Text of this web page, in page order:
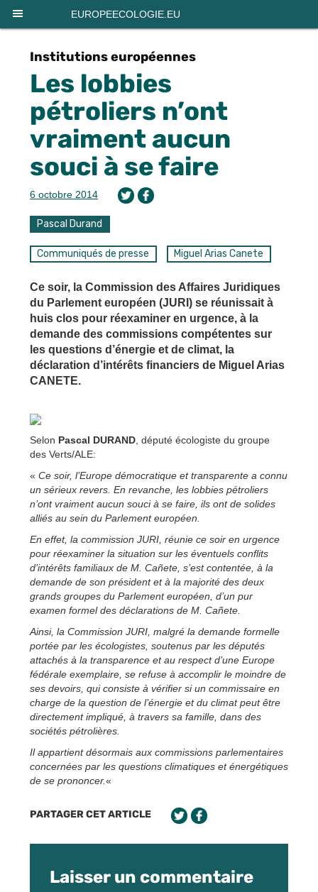
EUROPEECOLOGIE.EU
Institutions européennes
Les lobbies
pétroliers n’ont
vraiment aucun
souci à se faire
6 octobre 2014
Pascal Durand
Communiqués de presse Miguel Arias Canete
Ce soir, la Commission des Affaires Juridiques
du Parlement européen (JURI) se réunissait à
huis clos pour réexaminer en urgence, à la
demande des commissions compétentes sur
les questions d’énergie et de climat, la
déclaration d’intérêts financiers de Miguel Arias
CANETE.
Selon Pascal DURAND , député écologiste du groupe
des Verts/ALE:
« Ce soir, l’Europe démocratique et transparente a connu
un sérieux revers. En revanche, les lobbies pétroliers
n’ont vraiment aucun souci à se faire, ils ont de solides
alliés au sein du Parlement européen.
En effet, la commission JURI, réunie ce soir en urgence
pour réexaminer la situation sur les éventuels conflits
d’intérêts familiaux de M. Cañete, s’est contentée, à la
demande de son président et à la majorité des deux
grands groupes du Parlement européen, d’un pur
examen formel des déclarations de M. Cañete.
Ainsi, la Commission JURI, malgré la demande formelle
portée par les écologistes, soutenus par les députés
attachés à la transparence et au respect d’une Europe
fédérale exemplaire, se refuse à accomplir le moindre de
ses devoirs, qui consiste à vérifier si un commissaire en
charge de la question de l’énergie et du climat peut être
directement impliqué, à travers sa famille, dans des
sociétés pétrolières.
Il appartient désormais aux commissions parlementaires
concernées par les questions climatiques et énergétiques
de se prononcer.«
PARTAGER CET ARTICLE
Laisser un commentaire